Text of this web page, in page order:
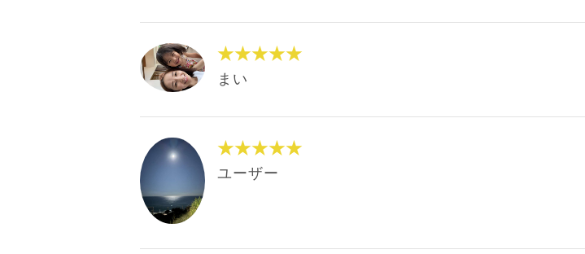
★★★★★
まい
★★★★★
ユーザー